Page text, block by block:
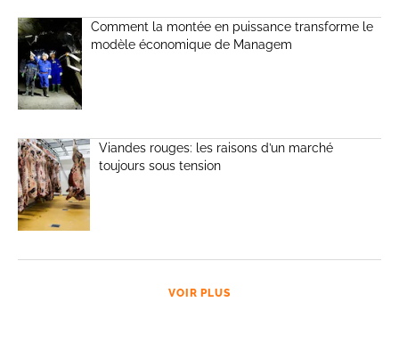
Comment la montée en puissance transforme le
modèle économique de Managem
Viandes rouges: les raisons d’un marché
toujours sous tension
VOIR PLUS